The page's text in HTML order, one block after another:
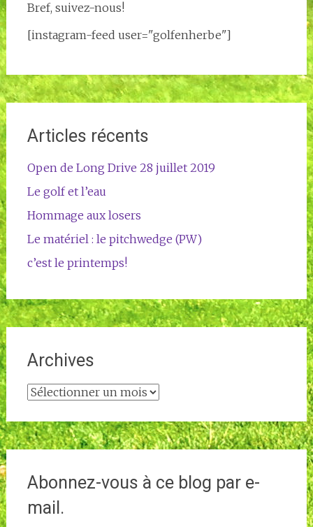
Bref, suivez-nous!
[instagram-feed user="golfenherbe"]
Articles récents
Open de Long Drive 28 juillet 2019
Le golf et l’eau
Hommage aux losers
Le matériel : le pitchwedge (PW)
c’est le printemps!
Archives
Archives
Abonnez-vous à ce blog par e-
mail.